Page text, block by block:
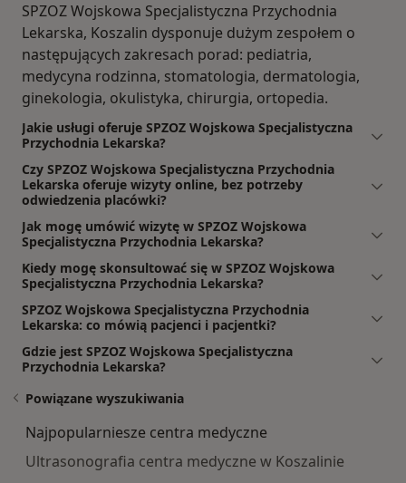
SPZOZ Wojskowa Specjalistyczna Przychodnia
Lekarska, Koszalin dysponuje dużym zespołem o
następujących zakresach porad: pediatria,
medycyna rodzinna, stomatologia, dermatologia,
ginekologia, okulistyka, chirurgia, ortopedia.
Jakie usługi oferuje SPZOZ Wojskowa Specjalistyczna
Przychodnia Lekarska?
Czy SPZOZ Wojskowa Specjalistyczna Przychodnia
Lekarska oferuje wizyty online, bez potrzeby
odwiedzenia placówki?
Jak mogę umówić wizytę w SPZOZ Wojskowa
Specjalistyczna Przychodnia Lekarska?
Kiedy mogę skonsultować się w SPZOZ Wojskowa
Specjalistyczna Przychodnia Lekarska?
SPZOZ Wojskowa Specjalistyczna Przychodnia
Lekarska: co mówią pacjenci i pacjentki?
Gdzie jest SPZOZ Wojskowa Specjalistyczna
Przychodnia Lekarska?
Powiązane wyszukiwania
Najpopularniesze centra medyczne
Ultrasonografia centra medyczne w Koszalinie